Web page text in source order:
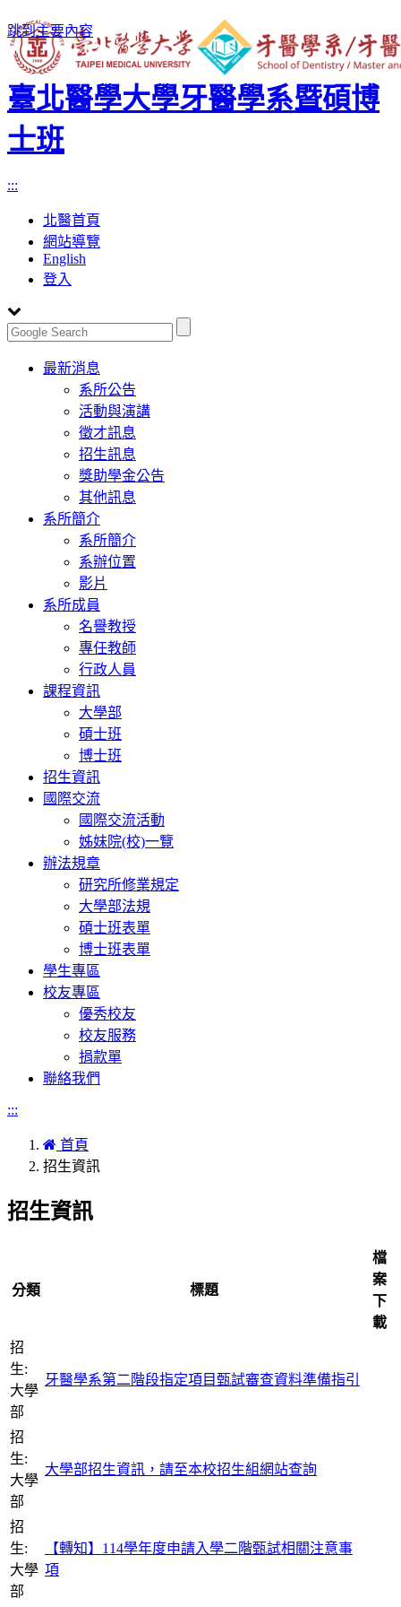
跳到主要內容
臺北醫學大學牙醫學系暨碩博
士班
:::
北醫首頁
網站導覽
English
登入
Toggle
navigation
最新消息
系所公告
活動與演講
徵才訊息
招生訊息
獎助學金公告
其他訊息
系所簡介
系所簡介
系辦位置
影片
系所成員
名譽教授
專任教師
行政人員
課程資訊
大學部
碩士班
博士班
招生資訊
國際交流
國際交流活動
姊妹院(校)一覽
辦法規章
研究所修業規定
大學部法規
碩士班表單
博士班表單
學生專區
校友專區
優秀校友
校友服務
捐款單
聯絡我們
:::
首頁
招生資訊
招生資訊
分類 標題
檔
案
下
載
招
生:
大學
部
牙醫學系第二階段指定項目甄試審查資料準備指引
招
生:
大學
部
大學部招生資訊，請至本校招生組網站查詢
招
生:
大學
部
【轉知】114學年度申請入學二階甄試相關注意事
項